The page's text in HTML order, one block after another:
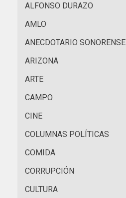
ALFONSO DURAZO
AMLO
ANECDOTARIO SONORENSE
ARIZONA
ARTE
CAMPO
CINE
COLUMNAS POLÍTICAS
COMIDA
CORRUPCIÓN
CULTURA